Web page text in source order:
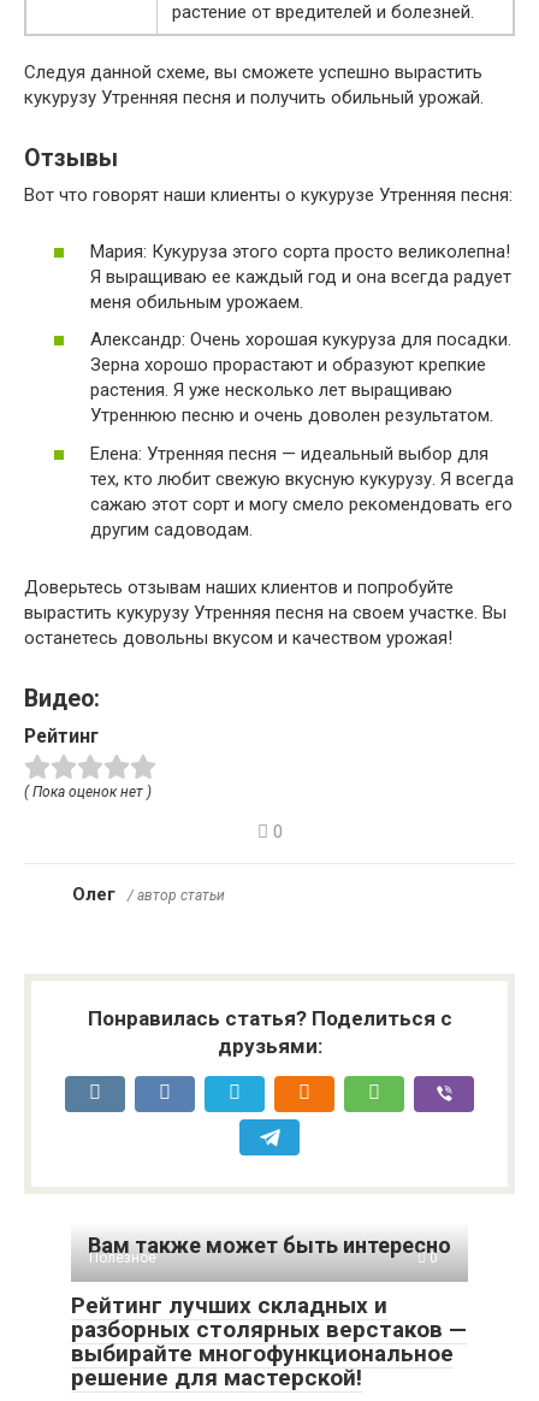
растение от вредителей и болезней.
Следуя данной схеме, вы сможете успешно вырастить
кукурузу Утренняя песня и получить обильный урожай.
Отзывы
Вот что говорят наши клиенты о кукурузе Утренняя песня:
Мария: Кукуруза этого сорта просто великолепна!
Я выращиваю ее каждый год и она всегда радует
меня обильным урожаем.
Александр: Очень хорошая кукуруза для посадки.
Зерна хорошо прорастают и образуют крепкие
растения. Я уже несколько лет выращиваю
Утреннюю песню и очень доволен результатом.
Елена: Утренняя песня — идеальный выбор для
тех, кто любит свежую вкусную кукурузу. Я всегда
сажаю этот сорт и могу смело рекомендовать его
другим садоводам.
Доверьтесь отзывам наших клиентов и попробуйте
вырастить кукурузу Утренняя песня на своем участке. Вы
останетесь довольны вкусом и качеством урожая!
Видео:
Рейтинг
( Пока оценок нет )
0
Олег / автор статьи
Понравилась статья? Поделиться с
друзьями:
Вам также может быть интересно
Полезное 0
Рейтинг лучших складных и
разборных столярных верстаков —
выбирайте многофункциональное
решение для мастерской!